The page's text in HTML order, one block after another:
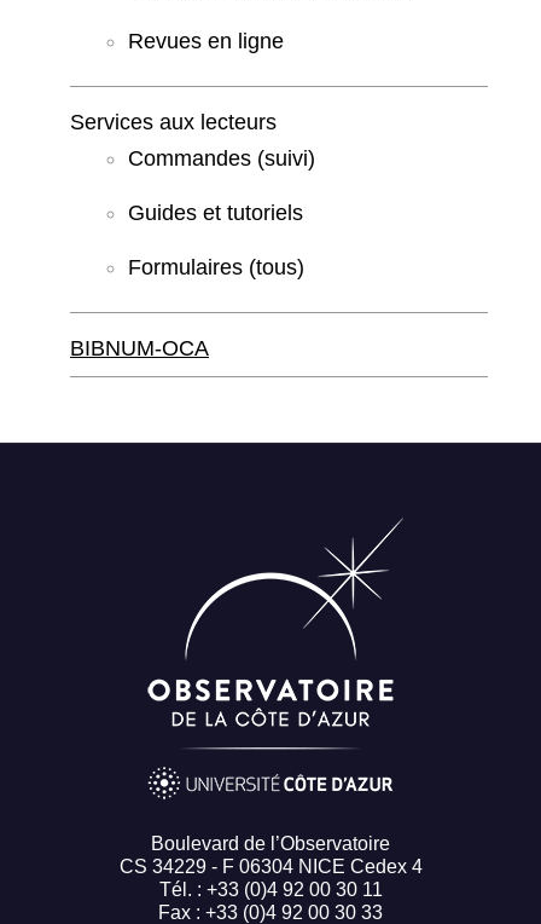
Revues en ligne
Services aux lecteurs
Commandes (suivi)
Guides et tutoriels
Formulaires (tous)
BIBNUM-OCA
Boulevard de l’Observatoire
CS 34229 - F 06304 NICE Cedex 4
Tél. : +33 (0)4 92 00 30 11
Fax : +33 (0)4 92 00 30 33